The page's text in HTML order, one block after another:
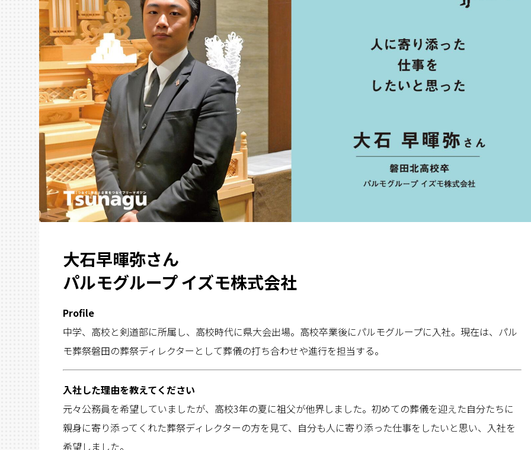
大石早暉弥さん
パルモグループ イズモ株式会社
Profile
中学、高校と剣道部に所属し、高校時代に県大会出場。高校卒業後にパルモグループに入社。現在は、パル
モ葬祭磐田の葬祭ディレクターとして葬儀の打ち合わせや進行を担当する。
入社した理由を教えてください
元々公務員を希望していましたが、高校3年の夏に祖父が他界しました。初めての葬儀を迎えた自分たちに
親身に寄り添ってくれた葬祭ディレクターの方を見て、自分も人に寄り添った仕事をしたいと思い、入社を
希望しました。